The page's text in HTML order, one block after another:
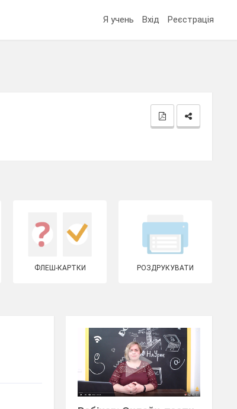
Я учень Вхід Реєстрація
ФЛЕШ-КАРТКИ РОЗДРУКУВАТИ